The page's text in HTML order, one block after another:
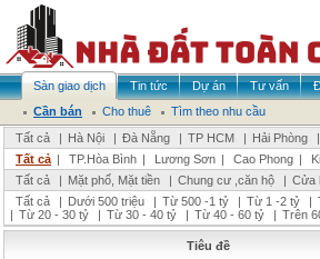
Sàn giao dịch Tin tức Dự án Tư vấn
Cần bán
Cho thuê
Tìm theo nhu cầu
Tất cả
| Hà Nội | Đà Nẵng | TP HCM | Hải Phòng |
Tất cả | TP.Hòa Bình | Lương Sơn | Cao Phong |
Tất cả
| Mặt phố, Mặt tiền | Chung cư ,căn hộ | Cửa
Tất cả
| Dưới 500 triệu | Từ 500 -1 tỷ | Từ 1 -2 tỷ |
| Từ 20 - 30 tỷ | Từ 30 - 40 tỷ | Từ 40 - 60 tỷ | Trên
Tiêu đề